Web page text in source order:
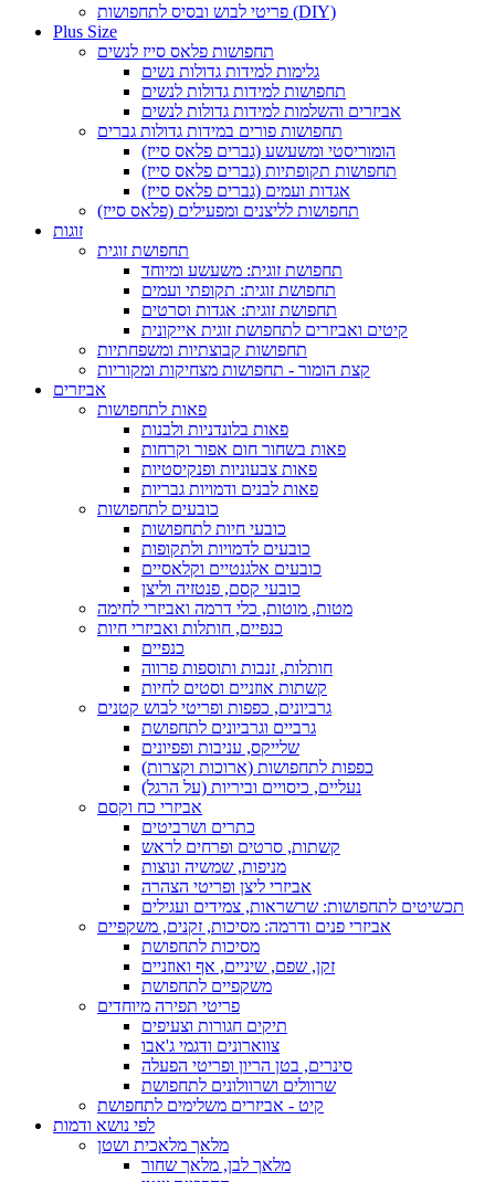
פריטי לבוש ובסיס לתחפושות (DIY)
Plus Size
תחפושות פלאס סייז לנשים
גלימות למידות גדולות נשים
תחפושות למידות גדולות לנשים
אביזרים והשלמות למידות גדולות לנשים
תחפושות פורים במידות גדולות גברים
הומוריסטי ומשעשע (גברים פלאס סייז)
תחפושות תקופתיות (גברים פלאס סייז)
אגדות ועמים (גברים פלאס סייז)
תחפושות לליצנים ומפעילים (פלאס סייז)
זוגות
תחפושת זוגית
תחפושת זוגית: משעשע ומיוחד
תחפושת זוגית: תקופתי ועמים
תחפושת זוגית: אגדות וסרטים
קיטים ואביזרים לתחפושת זוגית אייקונית
תחפושות קבוצתיות ומשפחתיות
קצת הומור - תחפושות מצחיקות ומקוריות
אביזרים
פאות לתחפושות
פאות בלונדניות ולבנות
פאות בשחור חום אפור וקרחות
פאות צבעוניות ופנקיסטיות
פאות לבנים ודמויות גבריות
כובעים לתחפושות
כובעי חיות לתחפושות
כובעים לדמויות ולתקופות
כובעים אלגנטיים וקלאסיים
כובעי קסם, פנטזיה וליצן
מטות, מוטות, כלי דרמה ואביזרי לחימה
כנפיים, חותלות ואביזרי חיות
כנפיים
חותלות, זנבות ותוספות פרווה
קשתות אוזניים וסטים לחיות
גרביונים, כפפות ופריטי לבוש קטנים
גרביים וגרביונים לתחפושת
שלייקס, עניבות ופפיונים
כפפות לתחפושות (ארוכות וקצרות)
נעליים, כיסויים וביריות (על הרגל)
אביזרי כח וקסם
כתרים ושרביטים
קשתות, סרטים ופרחים לראש
מניפות, שמשיה ונוצות
אביזרי ליצן ופריטי הצהרה
תכשיטים לתחפושות: שרשראות, צמידים ועגילים
אביזרי פנים ודרמה: מסיכות, זקנים, משקפיים
מסיכות לתחפושת
זקן, שפם, שיניים, אף ואוזניים
משקפיים לתחפושת
פריטי תפירה מיוחדים
תיקים חגורות וצעיפים
צווארונים ודגמי ג'אבו
סינרים, בטן הריון ופריטי הפעלה
שרוולים ושרוולונים לתחפושת
קיט - אביזרים משלימים לתחפושת
לפי נושא ודמות
מלאך מלאכית ושטן
מלאך לבן, מלאך שחור